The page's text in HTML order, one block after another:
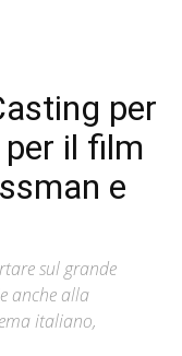
per
il film
e
sul grande
anche alla
italiano,